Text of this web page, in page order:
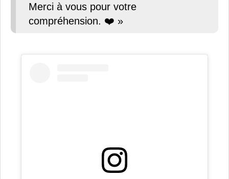
Merci à vous pour votre
compréhension. ❤️ »